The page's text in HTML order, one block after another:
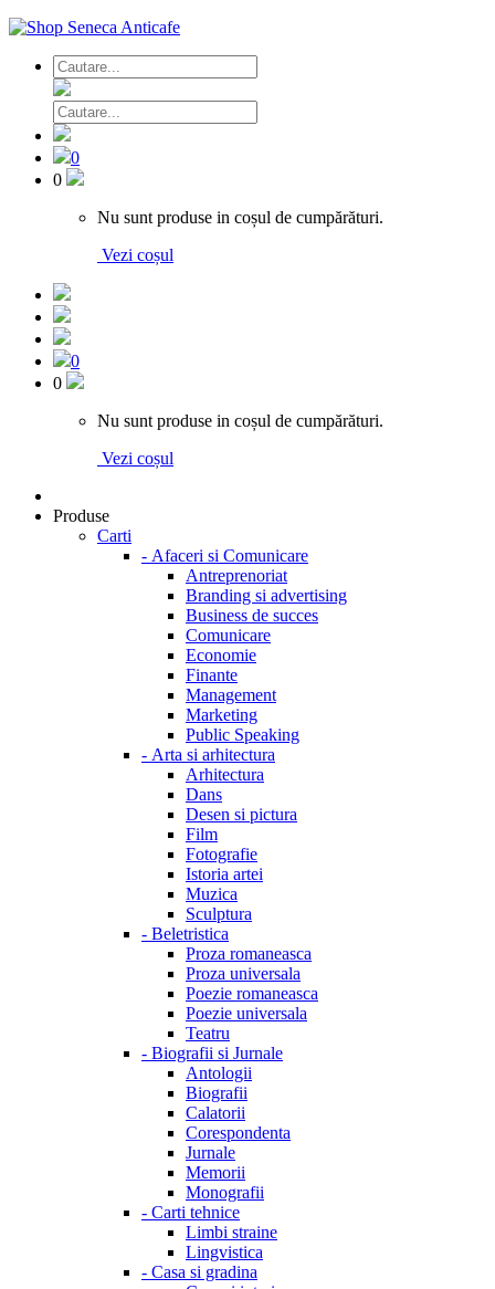
0
0
Nu sunt produse in coșul de cumpărături.
Vezi coșul
0
0
Nu sunt produse in coșul de cumpărături.
Vezi coșul
Produse
Carti
- Afaceri si Comunicare
Antreprenoriat
Branding si advertising
Business de succes
Comunicare
Economie
Finante
Management
Marketing
Public Speaking
- Arta si arhitectura
Arhitectura
Dans
Desen si pictura
Film
Fotografie
Istoria artei
Muzica
Sculptura
- Beletristica
Proza romaneasca
Proza universala
Poezie romaneasca
Poezie universala
Teatru
- Biografii si Jurnale
Antologii
Biografii
Calatorii
Corespondenta
Jurnale
Memorii
Monografii
- Carti tehnice
Limbi straine
Lingvistica
- Casa si gradina